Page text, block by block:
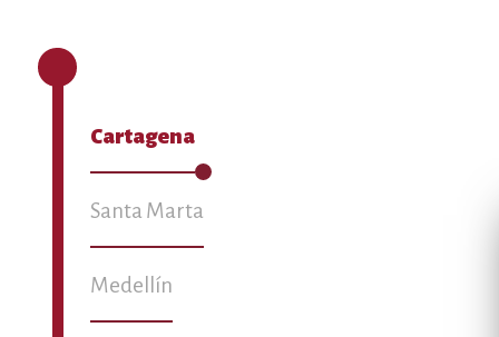
Cartagena
Santa Marta
Medellín